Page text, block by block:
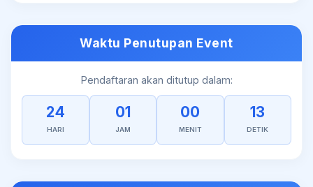
Waktu Penutupan Event
Pendaftaran akan ditutup dalam:
24
HARI
01
JAM
00
MENIT
12
DETIK